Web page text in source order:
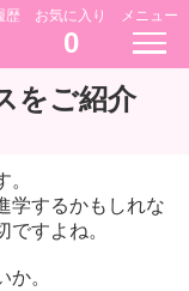
歴 お気に入り
0
メニュー
をご紹介
学するかもしれな
すよね。
。